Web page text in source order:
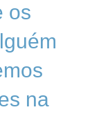
os
na